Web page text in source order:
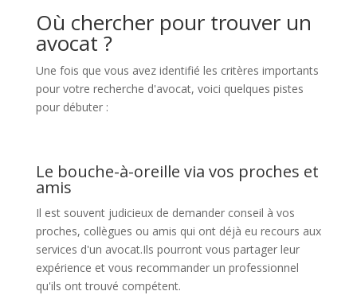
Où chercher pour trouver un
avocat ?
Une fois que vous avez identifié les critères importants
pour votre recherche d'avocat, voici quelques pistes
pour débuter :
Le bouche-à-oreille via vos proches et
amis
Il est souvent judicieux de demander conseil à vos
proches, collègues ou amis qui ont déjà eu recours aux
services d'un avocat.Ils pourront vous partager leur
expérience et vous recommander un professionnel
qu'ils ont trouvé compétent.